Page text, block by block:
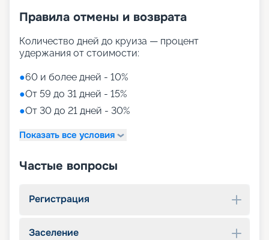
Правила отмены и возврата
Количество дней до круиза — процент
удержания от стоимости:
●60 и более дней - 10%
●От 59 до 31 дней - 15%
●От 30 до 21 дней - 30%
Показать все условия
Частые вопросы
Регистрация
Заселение